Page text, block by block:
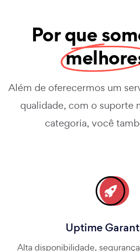
Por que
Além de oferecermos um
qualidade, com o suporte
categoria, você
Uptime
Alta disponibilidade,